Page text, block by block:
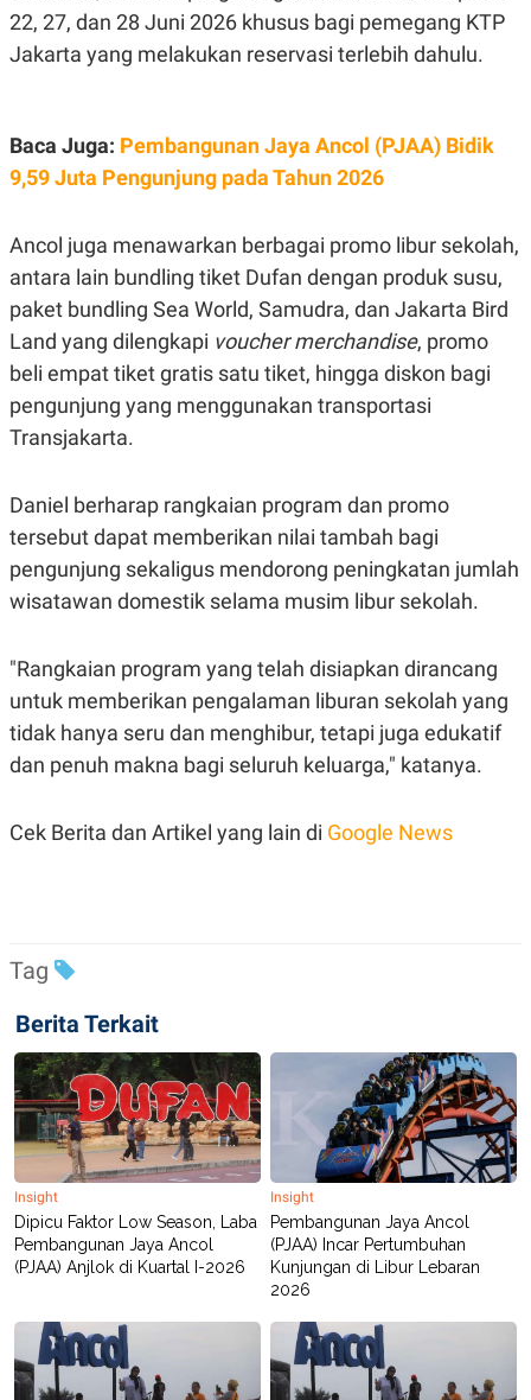
D
I
A
USE
PEDOMAN
PEMBERITAAN
SIBER
PRIVACY
POLICY
22, 27, dan 28 Juni 2026 khusus bagi pemegang KTP
Jakarta yang melakukan reservasi terlebih dahulu.
Baca Juga: Pembangunan Jaya Ancol (PJAA) Bidik
9,59 Juta Pengunjung pada Tahun 2026
Ancol juga menawarkan berbagai promo libur sekolah,
antara lain bundling tiket Dufan dengan produk susu,
paket bundling Sea World, Samudra, dan Jakarta Bird
Land yang dilengkapi voucher merchandise, promo
beli empat tiket gratis satu tiket, hingga diskon bagi
pengunjung yang menggunakan transportasi
Transjakarta.
Daniel berharap rangkaian program dan promo
tersebut dapat memberikan nilai tambah bagi
pengunjung sekaligus mendorong peningkatan jumlah
wisatawan domestik selama musim libur sekolah.
"Rangkaian program yang telah disiapkan dirancang
untuk memberikan pengalaman liburan sekolah yang
tidak hanya seru dan menghibur, tetapi juga edukatif
dan penuh makna bagi seluruh keluarga," katanya.
Cek Berita dan Artikel yang lain di Google News
Tag
Berita Terkait
Insight
Dipicu Faktor Low Season, Laba
Pembangunan Jaya Ancol
(PJAA) Anjlok di Kuartal I-2026
Insight
Pembangunan Jaya Ancol
(PJAA) Incar Pertumbuhan
Kunjungan di Libur Lebaran
2026